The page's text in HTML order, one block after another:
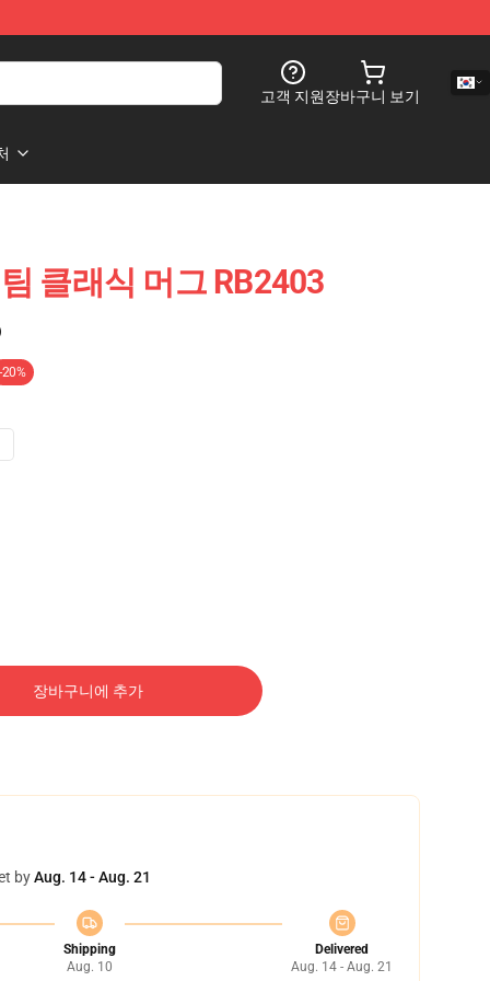
고객 지원장바구니 보기
클래식 머그 RB2403
-20%
장바구니에 추가
byAug. 14 - Aug. 21
Shipping
Aug. 10
Delivered
Aug. 14 - Aug. 21